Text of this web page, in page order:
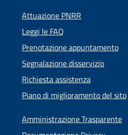
Attuazione PNRR
Leggi le FAQ
Prenotazione appuntamento
Segnalazione disservizio
Richiesta assistenza
Piano di miglioramento del sito
Amministrazione Trasparente